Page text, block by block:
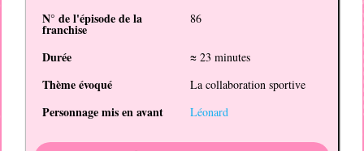
N° de l'épisode de la
franchise
86
Durée ≈ 23 minutes
Thème évoqué La collaboration sportive
Personnage mis en avant Léonard